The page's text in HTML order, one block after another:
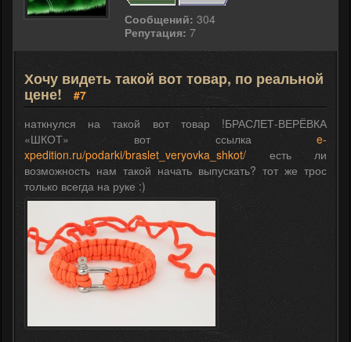
Сообщений: 304
Репутация: 7
Хочу видеть такой вот товар, по реальной
цене!
#7
наткнулся на такой вот товар !БРАСЛЕТ-ВЕРЁВКА
«ШКОТ» вот ссылка e-
xpedition.ru/podarki/braslet_veryovka_shkot/ есть ли
возможность нам такой начать выпускать? тот же трос
только всегда на руке :)